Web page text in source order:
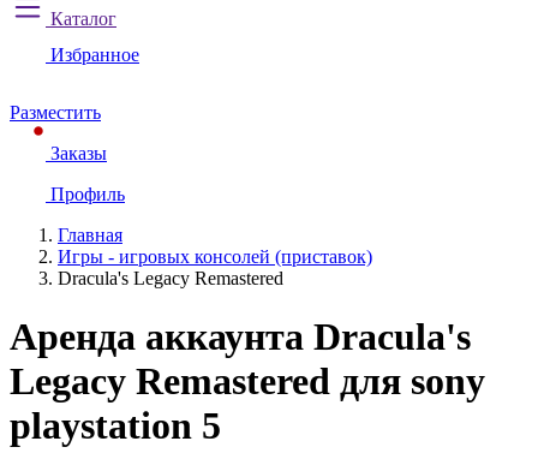
Каталог
Избранное
Разместить
Заказы
Профиль
Главная
Игры - игровых консолей (приставок)
Dracula's Legacy Remastered
Аренда аккаунта Dracula's
Legacy Remastered для sony
playstation 5